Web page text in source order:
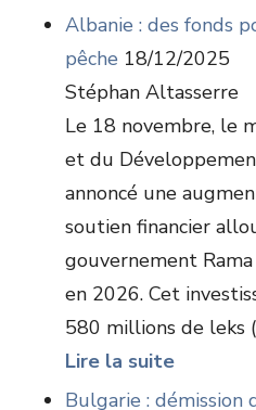
Albanie : des fonds
pêche 18/12/2025
Stéphan Altasserre
Le 18 novembre, le
et du
annoncé une
soutien financier
gouvernement
en 2026. Cet
580 millions de leks
Lire la suite
Bulgarie : démission